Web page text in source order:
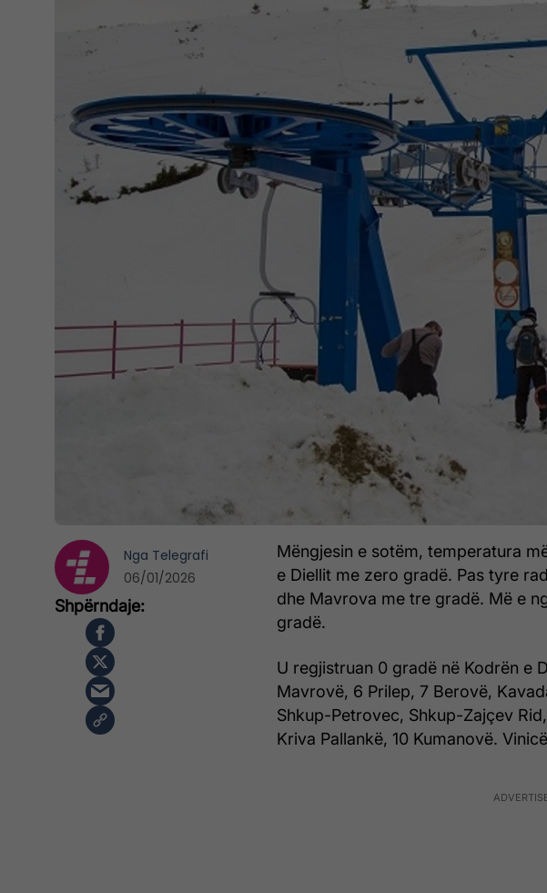
Mëngjesin e sotëm, temperatura
e Diellit me zero gradë. Pas tyre
dhe Mavrova me tre gradë. Më e
gradë.
U regjistruan 0 gradë në Kodrën e
Mavrovë, 6 Prilep, 7 Berovë,
Shkup-Petrovec, Shkup-Zajçev
Kriva Pallankë, 10 Kumanovë.
Nga Telegrafi
06/01/2026